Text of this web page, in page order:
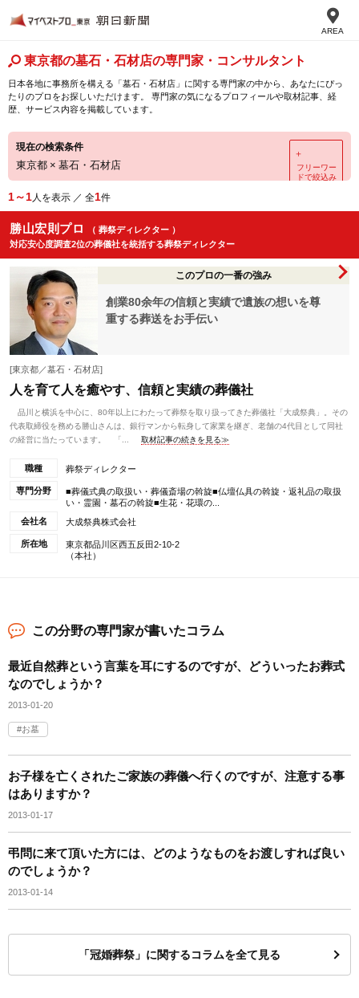
AREA
東京都の墓石・石材店の専門家・コンサルタント
日本各地に事務所を構える「墓石・石材店」に関する専門家の中から、あなたにぴっ
たりのプロをお探しいただけます。 専門家の気になるプロフィールや取材記事、経
歴、サービス内容を掲載しています。
現在の検索条件
東京都 × 墓石・石材店
＋
フリーワー
ドで絞込み
1～1人を表示 ／ 全1件
勝山宏則プロ
（ 葬祭ディレクター ）
対応安心度調査2位の葬儀社を統括する葬祭ディレクター
このプロの一番の強み
創業80余年の信頼と実績で遺族の想いを尊
重する葬送をお手伝い
[東京都／墓石・石材店]
人を育て人を癒やす、信頼と実績の葬儀社
品川と横浜を中心に、80年以上にわたって葬祭を取り扱ってきた葬儀社「大成祭典」。その
代表取締役を務める勝山さんは、銀行マンから転身して家業を継ぎ、老舗の4代目として同社
の経営に当たっています。 「...
取材記事の続きを見る≫
職種 葬祭ディレクター
専門分野
■葬儀式典の取扱い・葬儀斎場の斡旋■仏壇仏具の斡旋・返礼品の取扱
い・霊園・墓石の斡旋■生花・花環の...
会社名
大成祭典株式会社
所在地
東京都品川区西五反田2-10-2
（本社）
この分野の専門家が書いたコラム
最近自然葬という言葉を耳にするのですが、どういったお葬式
なのでしょうか？
2013-01-20
お墓
お子様を亡くされたご家族の葬儀へ行くのですが、注意する事
はありますか？
2013-01-17
弔問に来て頂いた方には、どのようなものをお渡しすれば良い
のでしょうか？
2013-01-14
「冠婚葬祭」に関するコラムを全て見る